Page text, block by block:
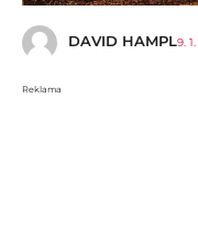
DAVID HAMPL9.
Reklama